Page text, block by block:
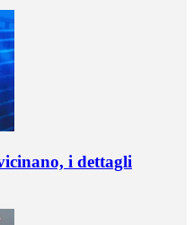
i dettagli